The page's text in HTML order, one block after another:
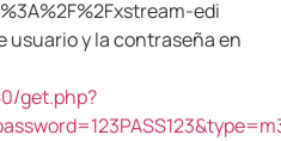
usuario y la contraseña en
get.php?